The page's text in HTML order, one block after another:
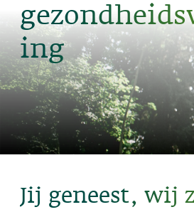
ing
Jij geneest, wij